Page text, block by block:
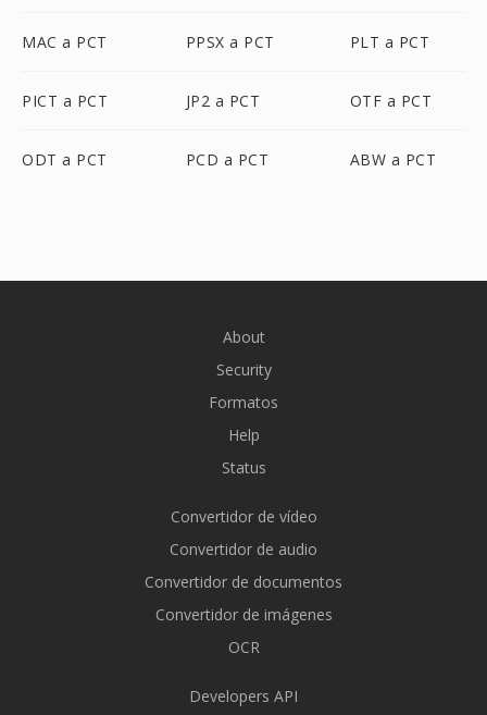
MAC a PCT PPSX a PCT PLT a PCT
PICT a PCT JP2 a PCT OTF a PCT
ODT a PCT PCD a PCT ABW a PCT
About
Security
Formatos
Help
Status
Convertidor de vídeo
Convertidor de audio
Convertidor de documentos
Convertidor de imágenes
OCR
Developers API